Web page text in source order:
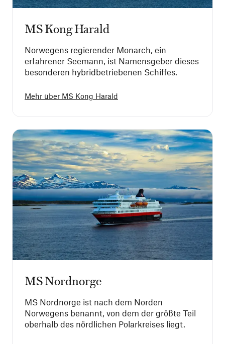
MS Kong Harald
Norwegens regierender Monarch, ein
erfahrener Seemann, ist Namensgeber dieses
besonderen hybridbetriebenen Schiffes.
Mehr über MS Kong Harald
MS Nordnorge
MS Nordnorge ist nach dem Norden
Norwegens benannt, von dem der größte Teil
oberhalb des nördlichen Polarkreises liegt.